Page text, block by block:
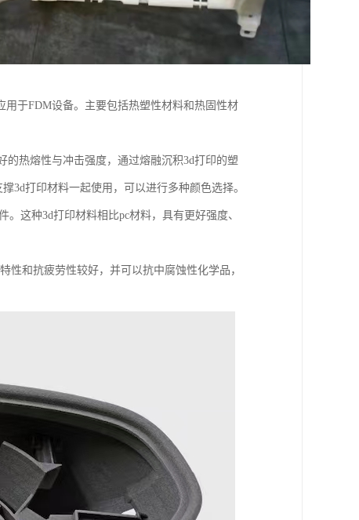
于FDM设备。主要包括热塑性材料和热固性材
的热熔性与冲击强度，通过熔融沉积3d打印的塑
3d打印材料一起使用，可以进行多种颜色选择。
这种3d打印材料相比pc材料，具有更好强度、
性和抗疲劳性较好，并可以抗中腐蚀性化学品，